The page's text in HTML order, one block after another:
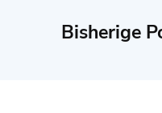
Bisherige